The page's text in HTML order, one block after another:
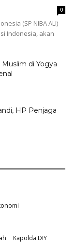
0
(SP NIBA ALI)
Indonesia, akan
di Yogya
HP Penjaga
Kapolda DIY